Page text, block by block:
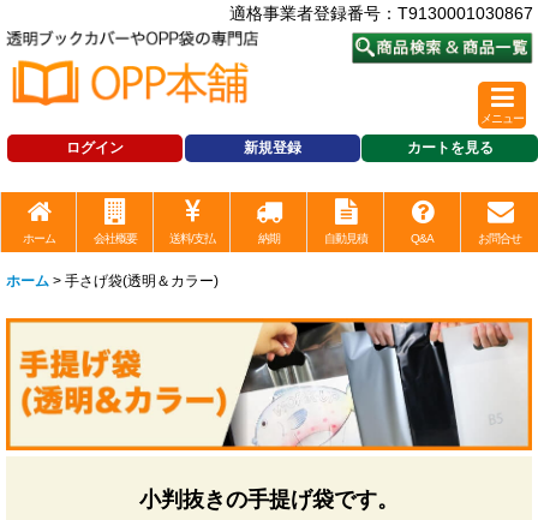
適格事業者登録番号：T9130001030867
ログイン 新規登録 カートを見る
メニュー
ホーム 会社概要 送料/支払 納期 自動見積 Q&A お問合せ
ホーム > 手さげ袋(透明＆カラー)
小判抜きの手提げ袋です。